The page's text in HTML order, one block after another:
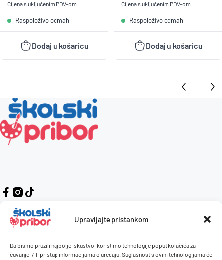
Upravljajte pristankom
Da bismo pružili najbolje iskustvo, koristimo tehnologije poput kolačića za
čuvanje i/ili pristup informacijama o uređaju. Suglasnost s ovim tehnologijama će
Cijena s uključenim PDV-om
Raspoloživo odmah
Dodaj u košaricu
Cijena s uključenim PDV-om
Raspoloživo odmah
Dodaj u košaricu
Kontakt Naručivanje i plaćanje